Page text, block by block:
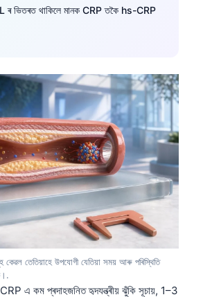
ভিতৰত থাকিলে মানক CRP তকৈ hs-CRP
কেৱল তেতিয়াহে উপযোগী যেতিয়া সময় আৰু পৰিস্থিতি
এ কম প্ৰদাহজনিত হৃদযন্ত্ৰীয় ঝুঁকি সূচায়, 1–3